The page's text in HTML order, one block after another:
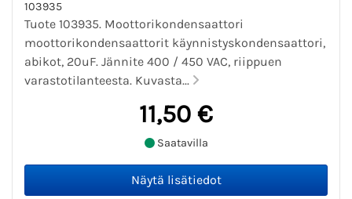
103935
Tuote 103935. Moottorikondensaattori
moottorikondensaattorit käynnistyskondensaattori,
abikot, 20uF. Jännite 400 / 450 VAC, riippuen
varastotilanteesta. Kuvasta...
11,50 €
Saatavilla